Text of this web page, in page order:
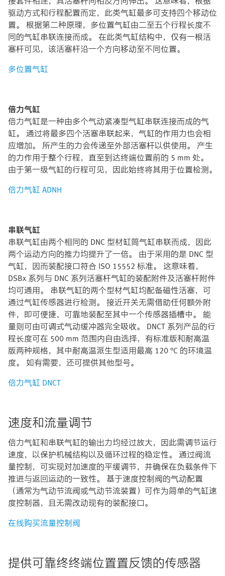
驱动方式和行程配置而定，此类气缸最多可支持四个移动位
置。 根据第二种原理，多位置气缸由二至五个行程长度不
同的气缸串联连接而成。 在此类气缸结构中，仅有一根活
塞杆可见，该活塞杆沿一个方向移动至不同位置。
多位置气缸
倍力气缸
倍力气缸是一种由多个气动紧凑型气缸串联连接而成的气
缸。 通过将最多四个活塞串联起来，气缸的作用力也会相
应增加。 所产生的力会传递至外部活塞杆以供使用。 产生
的力作用于整个行程，直至到达终端位置前的 5 mm 处。
由于第一级气缸的行程可见，因此始终将其用于位置检测。
倍力气缸 ADNH
串联气缸
串联气缸由两个相同的 DNC 型材缸筒气缸串联而成，因此
两个运动方向的推力均提升了一倍。 由于采用的是 DNC 型
气缸，因而装配接口符合 ISO 15552 标准。 这意味着，
DSBx 系列与 DNC 系列活塞杆气缸的装配附件及活塞杆附件
均可通用。 串联气缸的两个型材气缸均配备磁性活塞，可
通过气缸传感器进行检测。 接近开关无需借助任何额外附
件，即可便捷、可靠地装配至其中一个传感器插槽中。 能
量则可由可调式气动缓冲器完全吸收。 DNCT 系列产品的行
程长度可在 500 mm 范围内自由选择，有标准版和耐高温
版两种规格，其中耐高温派生型适用最高 120 °C 的环境温
度。 如有需要，还可提供其他型号。
倍力气缸 DNCT
速度和流量调节
倍力气缸和串联气缸的输出力均经过放大，因此需调节运行
速度，以保护机械结构以及循环过程的稳定性。 通过阀流
量控制，可实现对加速度的平缓调节，并确保在负载条件下
推进与返回运动的一致性。 基于速度控制阀的气动配置
（通常为气动节流阀或气动节流装置）可作为简单的气缸速
度控制器，且无需改动现有的装配接口。
在线购买流量控制阀
提供可靠终终端位置置反馈的传感器